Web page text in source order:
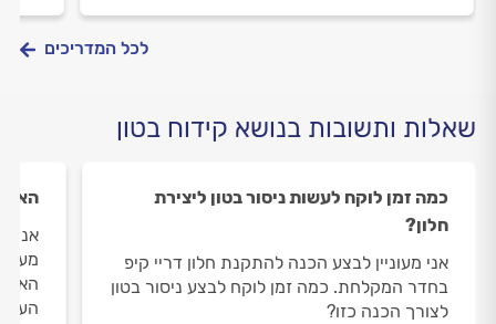
לכל המדריכים
שאלות ותשובות בנושא קידוח בטון
כמה זמן לוקח לעשות ניסור בטון ליצירת
חלון?
אני מעוניין לבצע הכנה להתקנת חלון דריי קיפ
בחדר המקלחת. כמה זמן לוקח לבצע ניסור בטון
לצורך הכנה כזו?
האם
אנו
מעט
האם